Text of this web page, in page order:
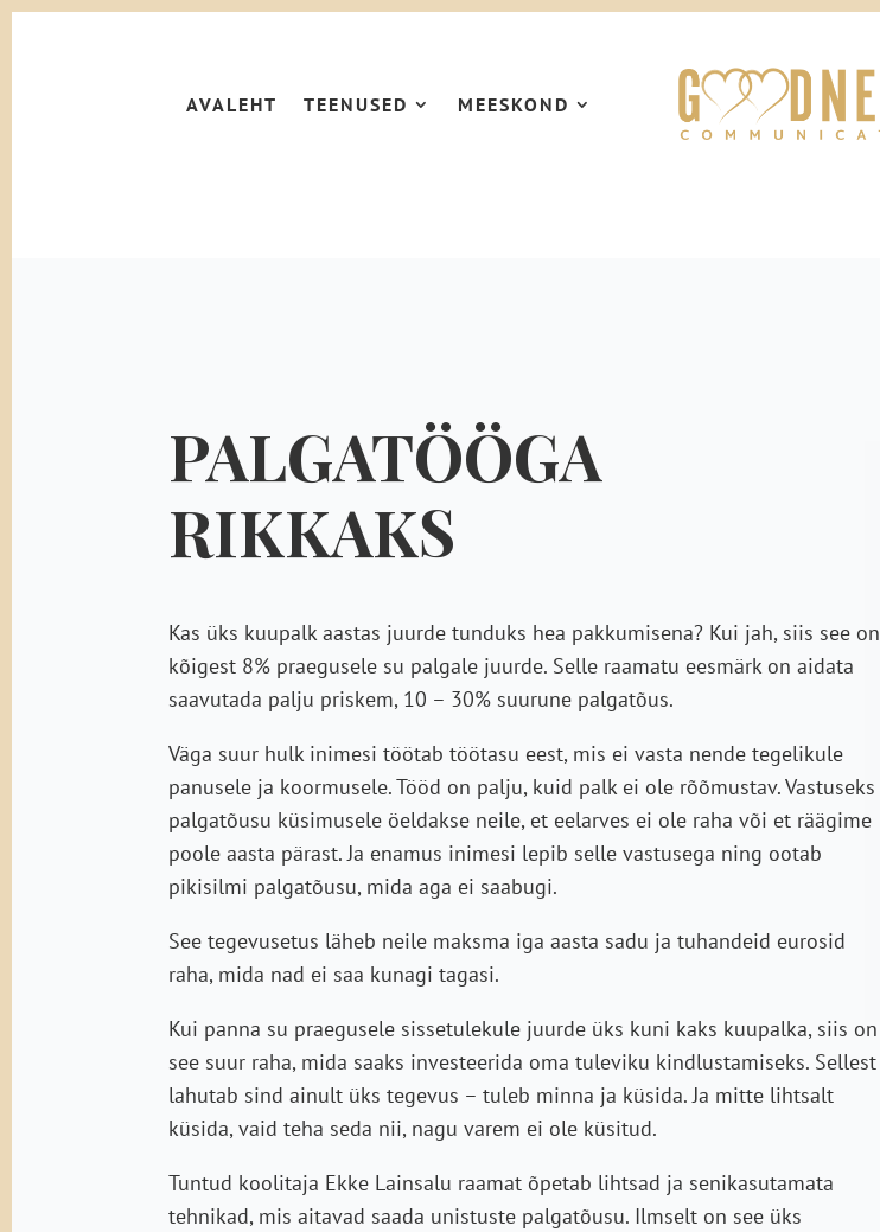
AVALEHT TEENUSED MEESKOND
PALGATÖÖGA
RIKKAKS
Kas üks kuupalk aastas juurde tunduks hea pakkumisena? Kui jah, siis see on
kõigest 8% praegusele su palgale juurde. Selle raamatu eesmärk on aidata
saavutada palju priskem, 10 – 30% suurune palgatõus.
Väga suur hulk inimesi töötab töötasu eest, mis ei vasta nende tegelikule
panusele ja koormusele. Tööd on palju, kuid palk ei ole rõõmustav. Vastuseks
palgatõusu küsimusele öeldakse neile, et eelarves ei ole raha või et räägime
poole aasta pärast. Ja enamus inimesi lepib selle vastusega ning ootab
pikisilmi palgatõusu, mida aga ei saabugi.
See tegevusetus läheb neile maksma iga aasta sadu ja tuhandeid eurosid
raha, mida nad ei saa kunagi tagasi.
Kui panna su praegusele sissetulekule juurde üks kuni kaks kuupalka, siis on
see suur raha, mida saaks investeerida oma tuleviku kindlustamiseks. Sellest
lahutab sind ainult üks tegevus – tuleb minna ja küsida. Ja mitte lihtsalt
küsida, vaid teha seda nii, nagu varem ei ole küsitud.
Tuntud koolitaja Ekke Lainsalu raamat õpetab lihtsad ja senikasutamata
tehnikad, mis aitavad saada unistuste palgatõusu. Ilmselt on see üks